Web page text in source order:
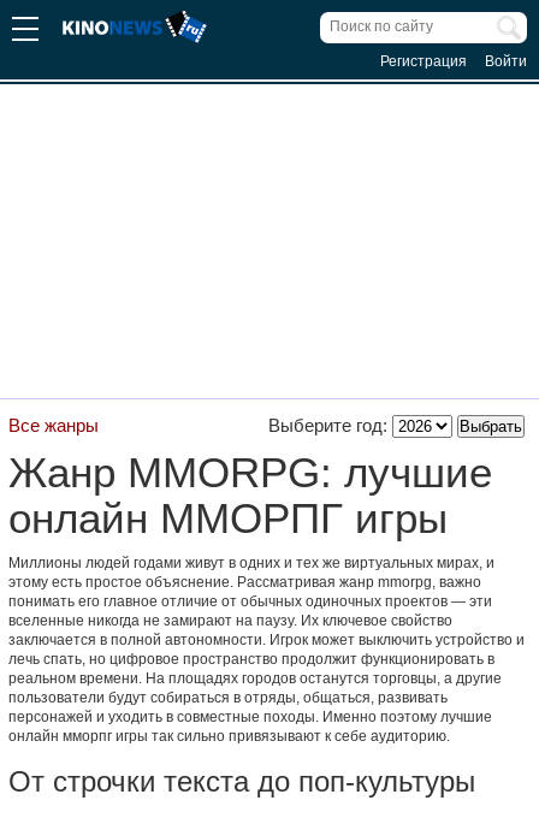
Регистрация Войти
Все жанры Выберите год:
Жанр MMORPG: лучшие
онлайн ММОРПГ игры
Миллионы людей годами живут в одних и тех же виртуальных мирах, и
этому есть простое объяснение. Рассматривая жанр mmorpg, важно
понимать его главное отличие от обычных одиночных проектов — эти
вселенные никогда не замирают на паузу. Их ключевое свойство
заключается в полной автономности. Игрок может выключить устройство и
лечь спать, но цифровое пространство продолжит функционировать в
реальном времени. На площадях городов останутся торговцы, а другие
пользователи будут собираться в отряды, общаться, развивать
персонажей и уходить в совместные походы. Именно поэтому лучшие
онлайн мморпг игры так сильно привязывают к себе аудиторию.
От строчки текста до поп-культуры